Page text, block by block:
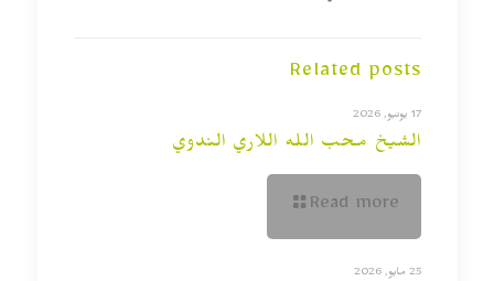
Related posts
17 يونيو, 2026
الشيخ محب الله اللاري الندوي
Read more
25 مايو, 2026